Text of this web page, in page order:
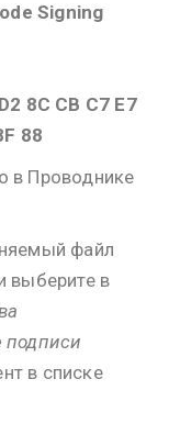
Signing
8C CB C7 E7
88
в Проводнике
файл
выберите в
в списке